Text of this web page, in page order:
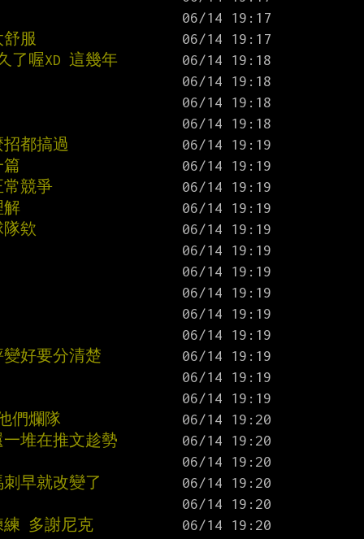
服
了喔XD 這幾年
都搞過
競爭
解
欸
好要分清楚
們爛隊
堆在推文趁勢
早就改變了
多謝尼克